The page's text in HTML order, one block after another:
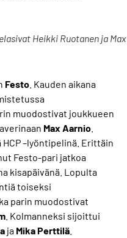
Heikki Ruotanen ja Max
Festo . Kauden aikana
muodostivat joukkueen
Max Aarnio
–lyöntipelinä. Erittäin
Festo-pari jatkoa
kisapäivänä. Lopulta
toiseksi
parin muodostivat
. Kolmanneksi sijoittui
ja MikaPerttilä